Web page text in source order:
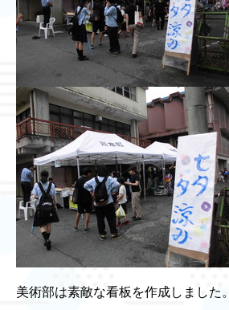
美術部は素敵な看板を作成しました。